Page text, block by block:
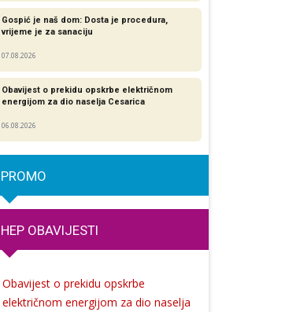
Gospić je naš dom: Dosta je procedura,
vrijeme je za sanaciju
07.08.2026
Obavijest o prekidu opskrbe električnom
energijom za dio naselja Cesarica
06.08.2026
PROMO
HEP OBAVIJESTI
Obavijest o prekidu opskrbe
električnom energijom za dio naselja